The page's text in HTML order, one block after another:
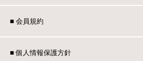
■ 会員規約
■ 個人情報保護方針